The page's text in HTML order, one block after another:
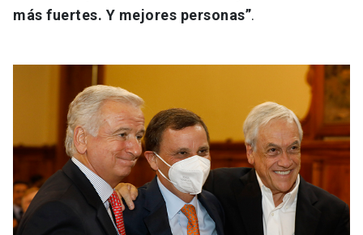
más fuertes. Y mejores personas”.